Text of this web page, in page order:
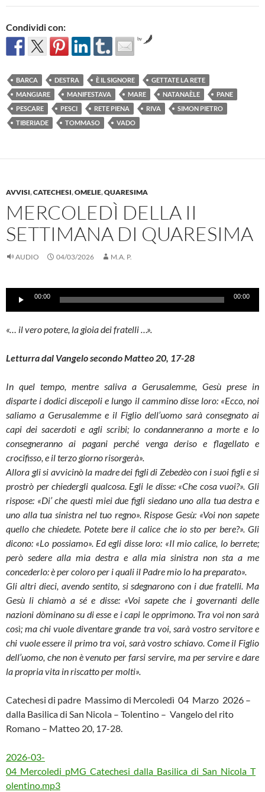
Condividi con:
by
BARCA DESTRA È IL SIGNORE
GETTATE LA RETE
MANGIARE
MANIFESTAVA MARE NATANAÈLE
PANE
PESCARE
PESCI RETE PIENA RIVA
SIMON PIETRO
TIBERIADE
TOMMASO VADO
AVVISI,CATECHESI,OMELIE,QUARESIMA
MERCOLEDÌ DELLA II
SETTIMANA DI QUARESIMA
AUDIO 04/03/2026 M.A. P.
Audio
Player
00:00 00:00
«… il vero potere, la gioia dei fratelli …».
Letturra dal Vangelo secondo Matteo 20, 17-28
In quel tempo, mentre saliva a Gerusalemme, Gesù prese in
disparte i dodici discepoli e lungo il cammino disse loro: «Ecco, noi
saliamo a Gerusalemme e il Figlio dell’uomo sarà consegnato ai
capi dei sacerdoti e agli scribi; lo condanneranno a morte e lo
consegneranno ai pagani perché venga deriso e flagellato e
crocifisso, e il terzo giorno risorgerà».
Allora gli si avvicinò la madre dei figli di Zebedèo con i suoi figli e si
prostrò per chiedergli qualcosa. Egli le disse: «Che cosa vuoi?». Gli
rispose: «Di’ che questi miei due figli siedano uno alla tua destra e
uno alla tua sinistra nel tuo regno». Rispose Gesù: «Voi non sapete
quello che chiedete. Potete bere il calice che io sto per bere?». Gli
dicono: «Lo possiamo». Ed egli disse loro: «Il mio calice, lo berrete;
però sedere alla mia destra e alla mia sinistra non sta a me
concederlo: è per coloro per i quali il Padre mio lo ha preparato».
Gli altri dieci, avendo sentito, si sdegnarono con i due fratelli. Ma
Gesù li chiamò a sé e disse: «Voi sapete che i governanti delle
nazioni dòminano su di esse e i capi le opprimono. Tra voi non sarà
così; ma chi vuole diventare grande tra voi, sarà vostro servitore e
chi vuole essere il primo tra voi, sarà vostro schiavo. Come il Figlio
dell’uomo, che non è venuto per farsi servire, ma per servire e dare
la propria vita in riscatto per molti».
Catechesi di padre Massimo di Mercoledì 04 Marzo 2026 –
dalla Basilica di San Nicola – Tolentino – Vangelo del rito
Romano – Matteo 20, 17-28.
2026-03-
04_Mercoledi_pMG_Catechesi_dalla_Basilica_di_San_Nicola_T
olentino.mp3